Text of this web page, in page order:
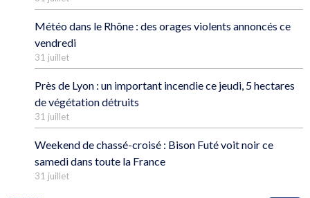
Météo dans le Rhône : des orages violents annoncés ce
vendredi
31 juillet
Près de Lyon : un important incendie ce jeudi, 5 hectares
de végétation détruits
31 juillet
Weekend de chassé-croisé : Bison Futé voit noir ce
samedi dans toute la France
31 juillet